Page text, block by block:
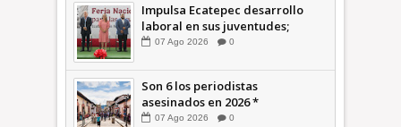
Impulsa Ecatepec desarrollo
laboral en sus juventudes;
inauguran Feria de Empleo y
INFORMATIVA
07 Ago 2026 0
Son 6 los periodistas
asesinados en 2026 *
COMENTARIO A TIEMPO
07 Ago 2026 0